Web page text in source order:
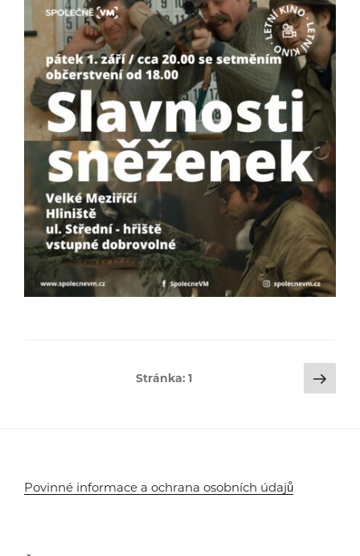
Stránka:1
Povinné informace a ochrana osobních údajů